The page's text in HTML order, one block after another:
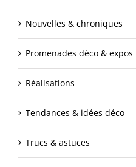
Nouvelles & chroniques
Promenades déco & expos
Réalisations
Tendances & idées déco
Trucs & astuces